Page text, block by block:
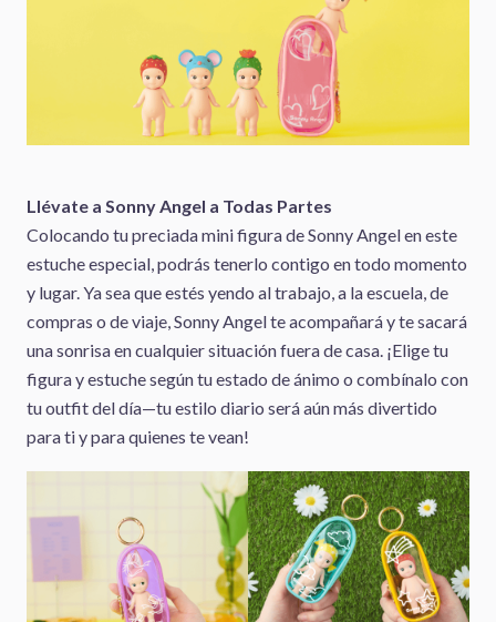
Llévate a Sonny Angel a Todas Partes
Colocando tu preciada mini figura de Sonny Angel en este
estuche especial, podrás tenerlo contigo en todo momento
y lugar. Ya sea que estés yendo al trabajo, a la escuela, de
compras o de viaje, Sonny Angel te acompañará y te sacará
una sonrisa en cualquier situación fuera de casa. ¡Elige tu
figura y estuche según tu estado de ánimo o combínalo con
tu outfit del día—tu estilo diario será aún más divertido
para ti y para quienes te vean!